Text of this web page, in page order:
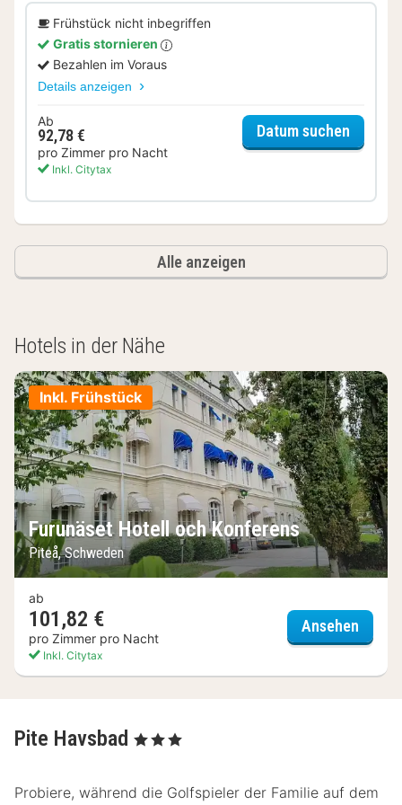
Frühstück nicht inbegriffen
Gratis stornieren
Bezahlen im Voraus
Details anzeigen
Ab
92,78 €
pro Zimmer pro Nacht
Inkl. Citytax
Datum suchen
Alle anzeigen
Hotels in der Nähe
Inkl. Frühstück
Furunäset Hotell och Konferens
Piteå, Schweden
ab
101,82 €
pro Zimmer pro Nacht
Inkl. Citytax
Ansehen
Pite Havsbad , 3 Sterne
Probiere, während die Golfspieler der Familie auf dem